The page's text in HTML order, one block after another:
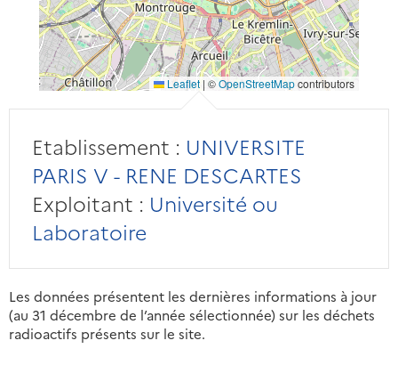
Leaflet | ©OpenStreetMapcontributors
Etablissement : UNIVERSITE
PARIS V - RENE DESCARTES
Exploitant : Université ou
Laboratoire
Les données présentent les dernières informations à jour
(au 31 décembre de l’année sélectionnée) sur les déchets
radioactifs présents sur le site.